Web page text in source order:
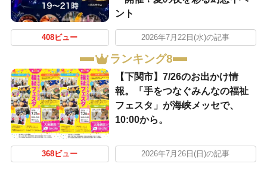
ント
408ビュー 2026年7月22日(水)の記事
ランキング8
【下関市】7/26のお出かけ情
報。「手をつなぐみんなの福祉
フェスタ」が海峡メッセで、
10:00から。
368ビュー 2026年7月26日(日)の記事